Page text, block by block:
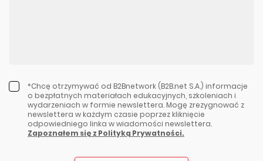
*Chcę otrzymywać od B2Bnetwork (B2B.net S.A.) informacje
o bezpłatnych materiałach edukacyjnych, szkoleniach i
wydarzeniach w formie newslettera. Mogę zrezygnować z
newslettera w każdym czasie poprzez kliknięcie
odpowiedniego linka w wiadomości newslettera.
Zapoznałem się z Polityką Prywatności.